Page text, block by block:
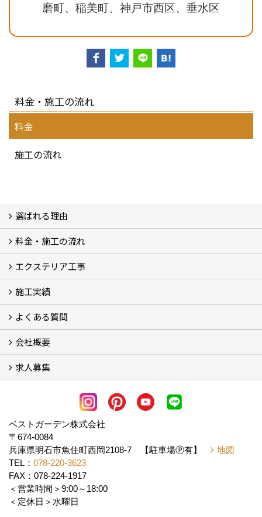
磨町、稲美町、神戸市西区、垂水区
料金・施工の流れ
料金
施工の流れ
選ばれる理由
選ばれる理由
料金・施工の流れ
料金
施工の流れ
エクステリア工事
エクステリア工事
施工実績
フォトギャラリー
メディア紹介・掲載
お客様の声
よくある質問
よくある質問
会社概要
会社概要
アクセス
スタッフ紹介
スタッフブログ
LINE公式アカウント
求人募集
協力業者様・求人募集 (2)
ベストガーデン株式会社
〒674-0084
兵庫県明石市魚住町西岡2108-7 【駐車場Ⓟ有】
地図
TEL： 078-220-3623
FAX：078-224-1917
＜営業時間＞9:00～18:00
＜定休日＞水曜日